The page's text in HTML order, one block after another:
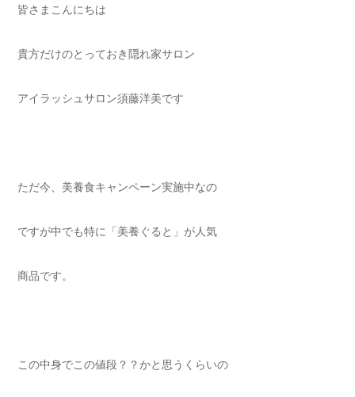
皆さまこんにちは
貴方だけのとっておき隠れ家サロン
アイラッシュサロン須藤洋美です
ただ今、美養食キャンペーン実施中なの
ですが中でも特に「美養ぐると」が人気
商品です。
この中身でこの値段？？かと思うくらいの